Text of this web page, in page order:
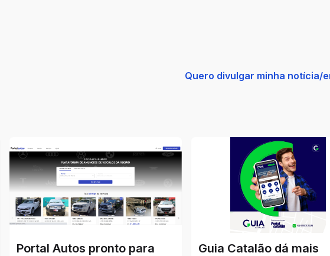
Quero divulgar minha notícia/
Portal Autos pronto para
Guia Catalão dá mais